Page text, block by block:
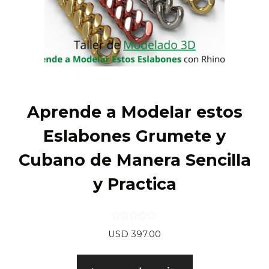
Aprende a Modelar estos
Eslabones Grumete y
Cubano de Manera Sencilla
y Practica
d
5
USD 397.00